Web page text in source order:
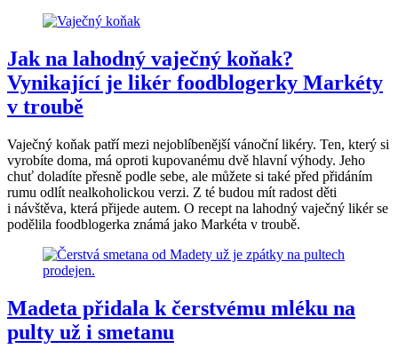
Jak na lahodný vaječný koňak?
Vynikající je likér foodblogerky Markéty
v troubě
Vaječný koňak patří mezi nejoblíbenější vánoční likéry. Ten, který si
vyrobíte doma, má oproti kupovanému dvě hlavní výhody. Jeho
chuť doladíte přesně podle sebe, ale můžete si také před přidáním
rumu odlít nealkoholickou verzi. Z té budou mít radost děti
i návštěva, která přijede autem. O recept na lahodný vaječný likér se
podělila foodblogerka známá jako Markéta v troubě.
Madeta přidala k čerstvému mléku na
pulty už i smetanu